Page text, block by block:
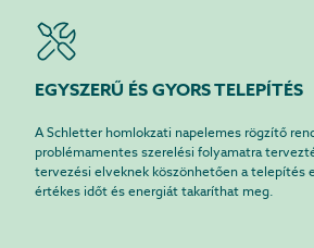
EGYSZERŰ ÉS GYORS TELEPÍTÉS
A Schletter homlokzati napelemes rögzítő
problémamentes szerelési folyamatra
tervezési elveknek köszönhetően a telepítés
értékes időt és energiát takaríthat meg.